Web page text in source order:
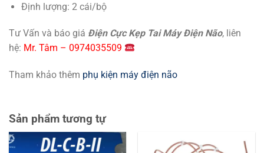
Định lượng: 2 cái/bộ
Tư Vấn và báo giá Điện Cực Kẹp Tai Máy Điện Não, liên
hệ: Mr. Tâm – 0974035509
Tham khảo thêm phụ kiện máy điện não
Sản phẩm tương tự